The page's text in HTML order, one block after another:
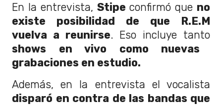
En la entrevista, Stipe confirmó que no
existe posibilidad de que R.E.M
vuelva a reunirse. Eso incluye tanto
shows en vivo como nuevas
grabaciones en estudio.
Además, en la entrevista el vocalista
disparó en contra de las bandas que